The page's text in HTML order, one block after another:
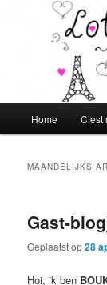
Lot in Parijs!
Home C’est
MAANDELIJKS
Gast-
Geplaatst op28
Hoi, ik ben